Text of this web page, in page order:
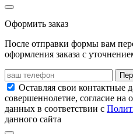
Оформить заказ
После отправки формы вам
оформления заказа с
Оставляя свои контактные
совершеннолетие, согласие на
данных в соответствии с
данного сайта